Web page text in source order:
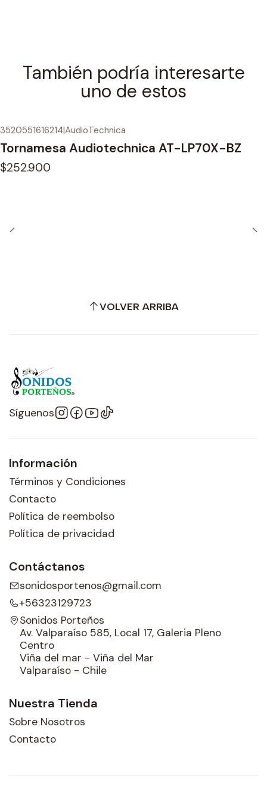
También podría interesarte
uno de estos
3520551616214|AudioTechnica
Tornamesa Audiotechnica AT-LP70X-BZ
$252.900
VOLVER ARRIBA
Síguenos
Información
Términos y Condiciones
Contacto
Política de reembolso
Política de privacidad
Contáctanos
sonidosportenos@gmail.com
+56323129723
Sonidos Porteños
Av. Valparaíso 585, Local 17, Galeria Pleno
Centro
Viña del mar - Viña del Mar
Valparaíso - Chile
Nuestra Tienda
Sobre Nosotros
Contacto